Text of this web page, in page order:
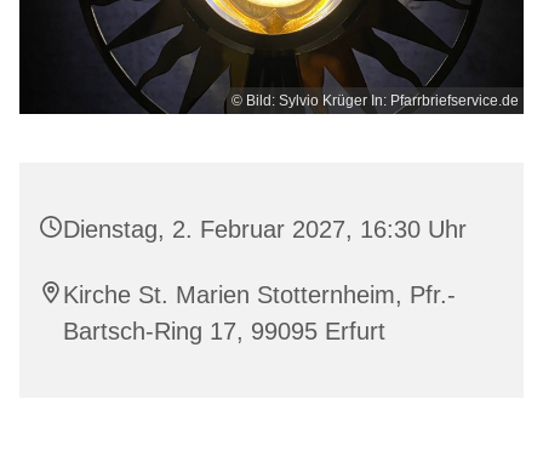
© Bild: Sylvio Krüger In: Pfarrbriefservice.de
Dienstag, 2. Februar 2027, 16:30 Uhr
Kirche St. Marien Stotternheim, Pfr.-
Bartsch-Ring 17, 99095 Erfurt